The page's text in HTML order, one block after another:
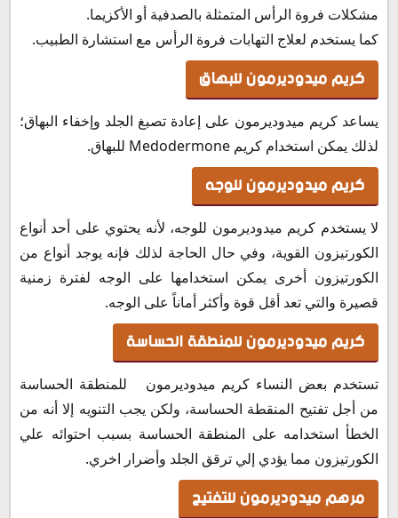
مشكلات فروة الرأس المتمثلة بالصدفية أو الأكزيما.
كما يستخدم لعلاج التهابات فروة الرأس مع استشارة الطبيب.
كريم ميدوديرمون للبهاق
يساعد كريم ميدوديرمون على إعادة تصبغ الجلد وإخفاء البهاق؛
لذلك يمكن استخدام كريم Medodermone للبهاق.
كريم ميدوديرمون للوجه
لا يستخدم كريم ميدوديرمون للوجه، لأنه يحتوي على أحد أنواع
الكورتيزون القوية، وفي حال الحاجة لذلك فإنه يوجد أنواع من
الكورتيزون أخرى يمكن استخدامها على الوجه لفترة زمنية
قصيرة والتي تعد أقل قوة وأكثر أماناً على الوجه.
كريم ميدوديرمون للمنطقة الحساسة
تستخدم بعض النساء كريم ميدوديرمون للمنطقة الحساسة
من أجل تفتيح المنقطة الحساسة، ولكن يجب التنويه إلا أنه من
الخطأ استخدامه على المنطقة الحساسة بسبب احتوائه علي
الكورتيزون مما يؤدي إلي ترقق الجلد وأضرار اخري.
مرهم ميدوديرمون للتفتيح